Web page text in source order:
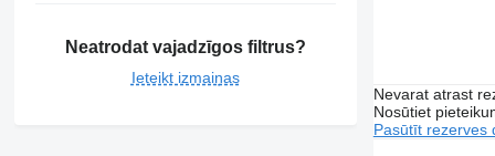
Neatrodat vajadzīgos filtrus?
Ieteikt izmaiņas
Nevarat atrast
Nosūtiet
Pasūtīt rezerves